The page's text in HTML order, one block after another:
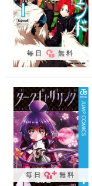
毎日 無料
毎日 無料